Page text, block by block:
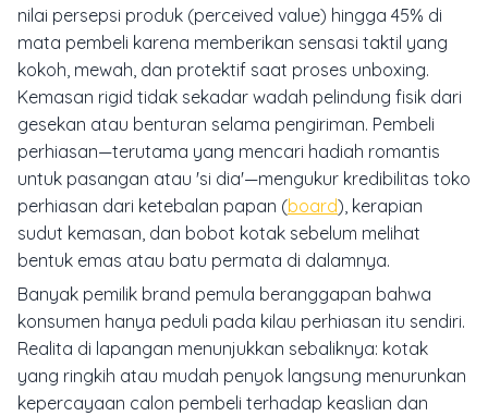
nilai persepsi produk (perceived value) hingga 45% di
mata pembeli karena memberikan sensasi taktil yang
kokoh, mewah, dan protektif saat proses unboxing.
Kemasan rigid tidak sekadar wadah pelindung fisik dari
gesekan atau benturan selama pengiriman. Pembeli
perhiasan—terutama yang mencari hadiah romantis
untuk pasangan atau 'si dia'—mengukur kredibilitas toko
perhiasan dari ketebalan papan (board), kerapian
sudut kemasan, dan bobot kotak sebelum melihat
bentuk emas atau batu permata di dalamnya.
Banyak pemilik brand pemula beranggapan bahwa
konsumen hanya peduli pada kilau perhiasan itu sendiri.
Realita di lapangan menunjukkan sebaliknya: kotak
yang ringkih atau mudah penyok langsung menurunkan
kepercayaan calon pembeli terhadap keaslian dan